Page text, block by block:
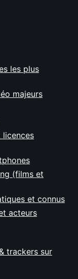
les plus
majeurs
licences
(films et
et connus
acteurs
trackers sur